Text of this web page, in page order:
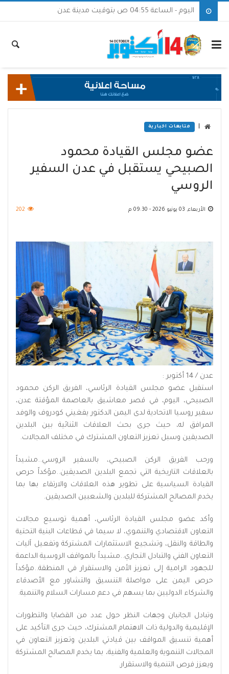
اليوم - الساعة 04:55 ص بتوقيت مدينة عدن
متابعات اخبارية
عضو مجلس القيادة محمود
الصبيحي يستقبل في عدن السفير
الروسي
الأربعاء, 03 يونيو 2026 - 09:30 م 202
عدن / 14 أكتوبر :
استقبل عضو مجلس القيادة الرئاسي، الفريق الركن محمود
الصبيحي، اليوم، في قصر معاشيق بالعاصمة المؤقتة عدن،
سفير روسيا الاتحادية لدى اليمن الدكتور يفغيني كودروف والوفد
المرافق له، حيث جرى بحث العلاقات الثنائية بين البلدين
الصديقين وسبل تعزيز التعاون المشترك في مختلف المجالات.
ورحب الفريق الركن الصبيحي، بالسفير الروسي..مشيداً
بالعلاقات التاريخية التي تجمع البلدين الصديقين..مؤكداً حرص
القيادة السياسية على تطوير هذه العلاقات والارتقاء بها بما
يخدم المصالح المشتركة للبلدين والشعبين الصديقين.
وأكد عضو مجلس القيادة الرئاسي، أهمية توسيع مجالات
التعاون الاقتصادي والتنموي، لا سيما في قطاعات البنية التحتية
والطاقة والنقل، وتشجيع الاستثمارات المشتركة وتفعيل آليات
التعاون الفني والتبادل التجاري..مشيداً بالمواقف الروسية الداعمة
للجهود الرامية إلى تعزيز الأمن والاستقرار في المنطقة..مؤكداً
حرص اليمن على مواصلة التنسيق والتشاور مع الأصدقاء
والشركاء الدوليين بما يسهم في دعم مسارات السلام والتنمية.
وتبادل الجانبان وجهات النظر حول عدد من القضايا والتطورات
الإقليمية والدولية ذات الاهتمام المشترك، حيث جرى التأكيد على
أهمية تنسيق المواقف بين قيادتي البلدين وتعزيز التعاون في
المجالات التنموية والعلمية والفنية، بما يخدم المصالح المشتركة
ويعزز فرص التنمية والاستقرار.